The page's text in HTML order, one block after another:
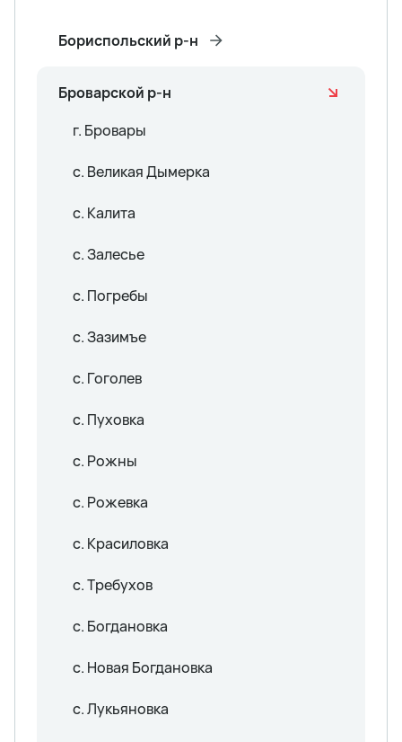
Бориспольский р-н
Броварской р-н
г. Бровары
с. Великая Дымерка
с. Калита
с. Залесье
с. Погребы
с. Зазимъе
с. Гоголев
с. Пуховка
с. Рожны
с. Рожевка
с. Красиловка
с. Требухов
с. Богдановка
с. Новая Богдановка
с. Лукьяновка